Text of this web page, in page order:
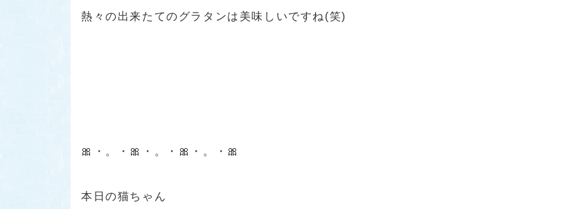
熱々の出来たてのグラタンは美味しいですね(笑)
🎀・。・🎀・。・🎀・。・🎀
本日の猫ちゃん